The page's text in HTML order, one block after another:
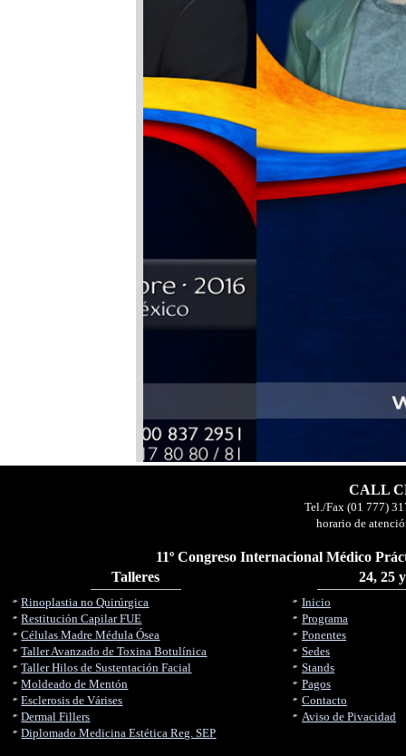
CALL
Tel./Fax (01 777)
horario de
11º Congreso Internacional Médico
Talleres
24, 25
Rinoplastia no Quirúrgica
Restitución Capilar FUE
Células Madre Médula Ósea
Taller Avanzado de Toxina Botulínica
Taller Hilos de Sustentación Facial
Moldeado de Mentón
Esclerosis de Várises
Dermal Fillers
Diplomado Medicina Estética Reg. SEP
Inicio
Programa
Ponentes
Sedes
Stands
Pagos
Contacto
Aviso de Pivacidad